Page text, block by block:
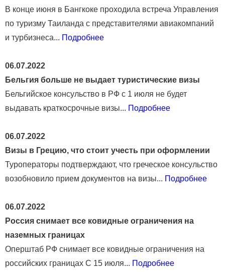
В конце июня в Бангкоке проходила встреча Управления
по туризму Таиланда с представителями авиакомпаний
и турбизнеса... Подробнее
06.07.2022
Бельгия больше не выдает туристические визы
Бельгийское консульство в РФ с 1 июля не будет
выдавать краткосрочные визы... Подробнее
06.07.2022
Визы в Грецию, что стоит учесть при оформлении
Туроператоры подтверждают, что греческое консульство
возобновило прием документов на визы... Подробнее
06.07.2022
Россия снимает все ковидные ограничения на
наземных границах
Оперштаб РФ снимает все ковидные ограничения на
российских границах С 15 июля... Подробнее